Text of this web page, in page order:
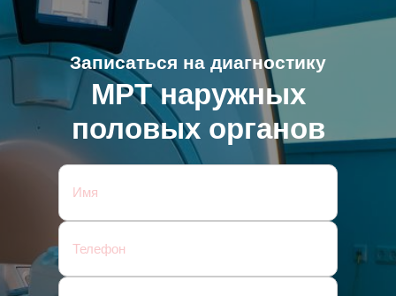
МРТ наружных
половых органов
Записаться на диагностику